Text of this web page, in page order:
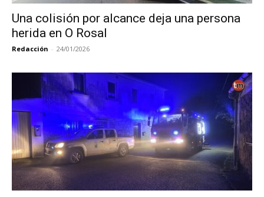
Una colisión por alcance deja una persona
herida en O Rosal
Redacción - 24/01/2026